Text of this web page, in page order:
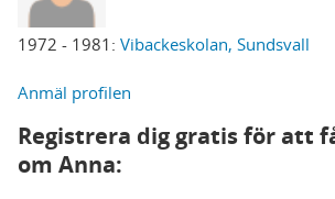
1972 - 1981: Vibackeskolan, Sundsvall
Anmäl profilen
Registrera dig gratis för att
om Anna: